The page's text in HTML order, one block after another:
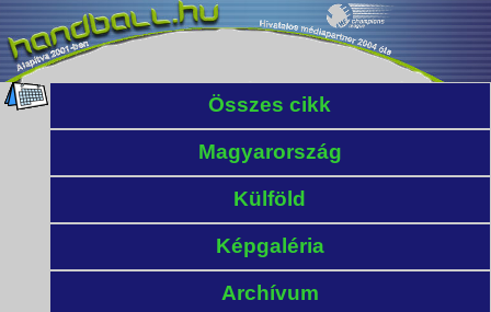
Összes cikk
Magyarország
Külföld
Képgaléria
Archívum